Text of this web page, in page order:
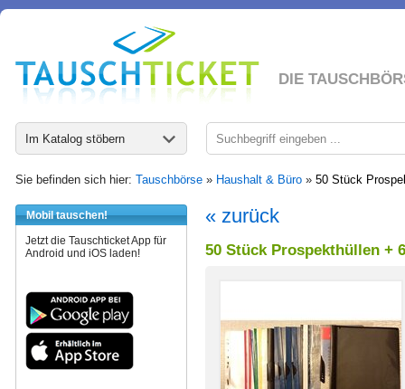
DIE
Im Katalog stöbern
Sie befinden sich hier: Tauschbörse » Haushalt & Büro » 50 Stück
Mobil tauschen!
Jetzt die Tauschticket App für
Android und iOS laden!
« zurück
50 Stück Prospekthüllen +